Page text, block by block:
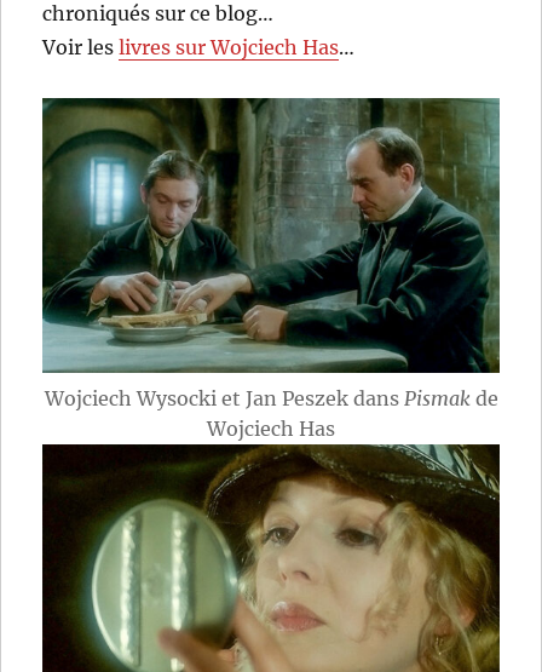
chroniqués sur ce blog…
Voir leslivres sur Wojciech Has…
Wojciech Wysocki et Jan Peszek dans Pismak de
Wojciech Has